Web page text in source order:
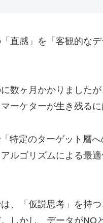
直感」を「客観的な
数ヶ月かかりました
ーケターが生き残る
特定のターゲット層
ルゴリズムによる最
、「仮説思考」を持
しかし、データが